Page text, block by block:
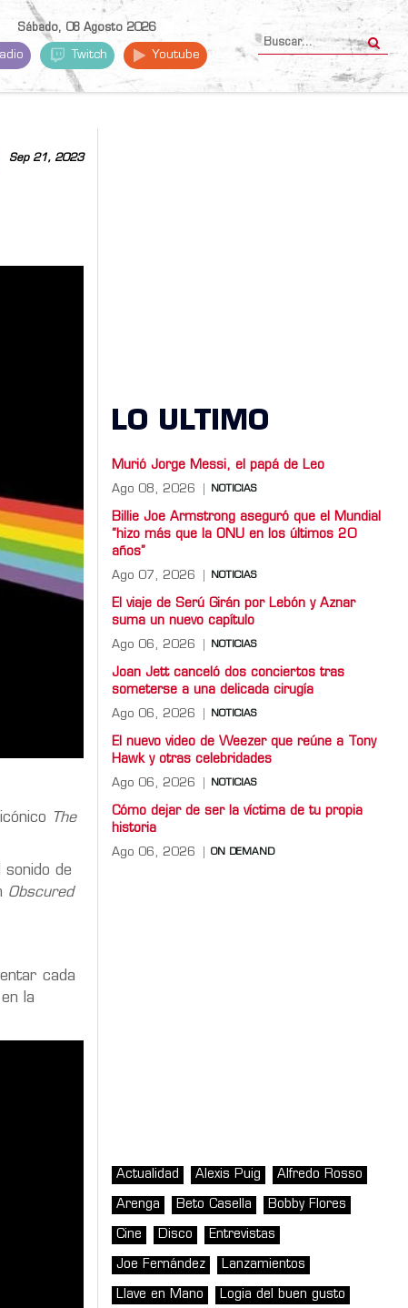
Sábado, 08 Agosto 2026
Twitch Youtube
Sep 21, 2023
The
sonido de
Obscured
cada
la
LO ULTIMO
Murió Jorge Messi, el papá de Leo
Ago 08, 2026 NOTICIAS
Billie Joe Armstrong aseguró que el Mundial
“hizo más que la ONU en los últimos 20
años”
Ago 07, 2026 NOTICIAS
El viaje de Serú Girán por Lebón y Aznar
suma un nuevo capítulo
Ago 06, 2026 NOTICIAS
Joan Jett canceló dos conciertos tras
someterse a una delicada cirugía
Ago 06, 2026 NOTICIAS
El nuevo video de Weezer que reúne a Tony
Hawk y otras celebridades
Ago 06, 2026 NOTICIAS
Cómo dejar de ser la víctima de tu propia
historia
Ago 06, 2026 ON DEMAND
Actualidad Alexis Puig Alfredo Rosso
Arenga Beto Casella Bobby Flores
Cine Disco Entrevistas
Joe Fernández Lanzamientos
Llave en Mano Logia del buen gusto